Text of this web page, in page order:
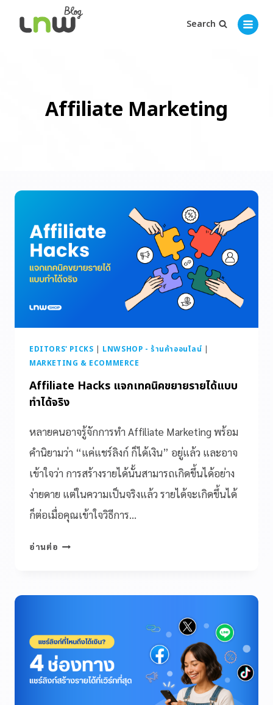
Search
Affiliate Marketing
EDITORS' PICKS | LNWSHOP - ร้านค้าออนไลน์ |
MARKETING & ECOMMERCE
Affiliate Hacks แจกเทคนิคขยายรายได้แบบ
ทำได้จริง
หลายคนอาจรู้จักการทำ Affiliate Marketing พร้อม
คำนิยามว่า “แค่แชร์ลิงก์ ก็ได้เงิน” อยู่แล้ว และอาจ
เข้าใจว่า การสร้างรายได้นั้นสามารถเกิดขึ้นได้อย่าง
ง่ายดาย แต่ในความเป็นจริงแล้ว รายได้จะเกิดขึ้นได้
ก็ต่อเมื่อคุณเข้าใจวิธีการ…
อ่านต่อ